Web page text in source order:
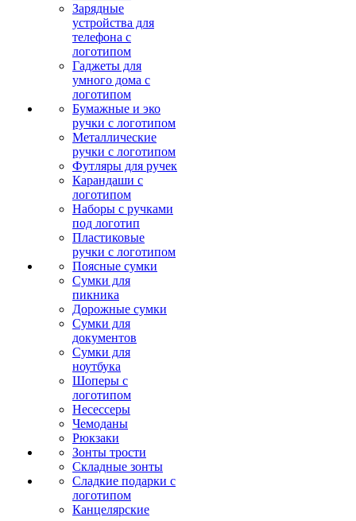
Зарядные
устройства для
телефона с
логотипом
Гаджеты для
умного дома с
логотипом
Бумажные и эко
ручки с логотипом
Металлические
ручки с логотипом
Футляры для ручек
Карандаши с
логотипом
Наборы с ручками
под логотип
Пластиковые
ручки с логотипом
Поясные сумки
Сумки для
пикника
Дорожные сумки
Сумки для
документов
Сумки для
ноутбука
Шоперы с
логотипом
Несессеры
Чемоданы
Рюкзаки
Зонты трости
Складные зонты
Сладкие подарки с
логотипом
Канцелярские